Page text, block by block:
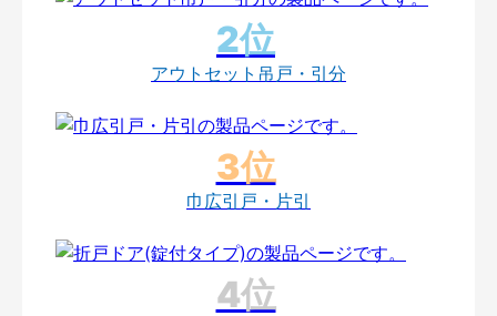
アウトセット吊戸・引分
巾広引戸・片引